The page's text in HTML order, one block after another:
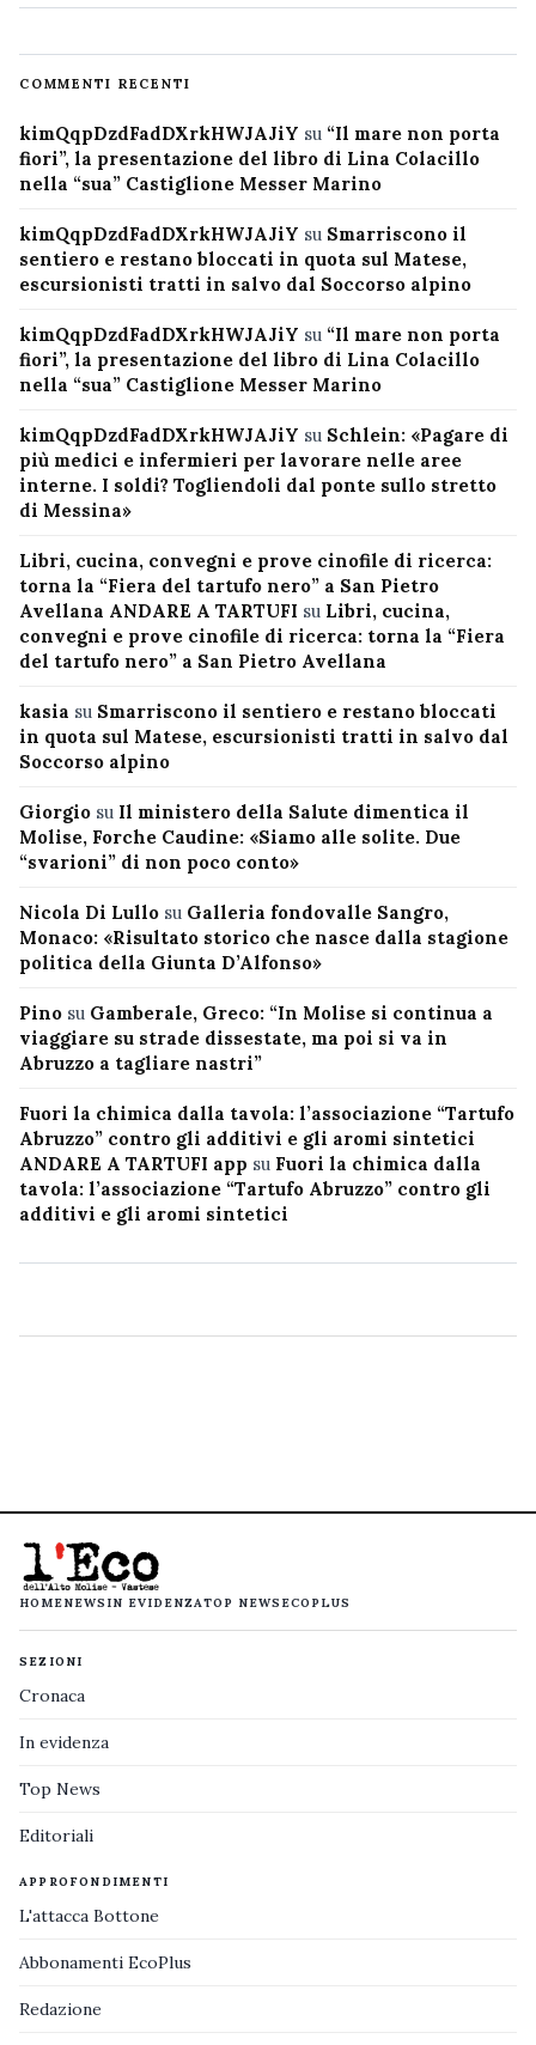
COMMENTI RECENTI
kimQqpDzdFadDXrkHWJAJiY su “Il mare non porta
fiori”, la presentazione del libro di Lina Colacillo
nella “sua” Castiglione Messer Marino
kimQqpDzdFadDXrkHWJAJiY su Smarriscono il
sentiero e restano bloccati in quota sul Matese,
escursionisti tratti in salvo dal Soccorso alpino
kimQqpDzdFadDXrkHWJAJiY su “Il mare non porta
fiori”, la presentazione del libro di Lina Colacillo
nella “sua” Castiglione Messer Marino
kimQqpDzdFadDXrkHWJAJiY su Schlein: «Pagare di
più medici e infermieri per lavorare nelle aree
interne. I soldi? Togliendoli dal ponte sullo stretto
di Messina»
Libri, cucina, convegni e prove cinofile di ricerca:
torna la “Fiera del tartufo nero” a San Pietro
Avellana ANDARE A TARTUFI su Libri, cucina,
convegni e prove cinofile di ricerca: torna la “Fiera
del tartufo nero” a San Pietro Avellana
kasia su Smarriscono il sentiero e restano bloccati
in quota sul Matese, escursionisti tratti in salvo dal
Soccorso alpino
Giorgio su Il ministero della Salute dimentica il
Molise, Forche Caudine: «Siamo alle solite. Due
“svarioni” di non poco conto»
Nicola Di Lullo su Galleria fondovalle Sangro,
Monaco: «Risultato storico che nasce dalla stagione
politica della Giunta D’Alfonso»
Pino su Gamberale, Greco: “In Molise si continua a
viaggiare su strade dissestate, ma poi si va in
Abruzzo a tagliare nastri”
Fuori la chimica dalla tavola: l’associazione “Tartufo
Abruzzo” contro gli additivi e gli aromi sintetici
ANDARE A TARTUFI app su Fuori la chimica dalla
tavola: l’associazione “Tartufo Abruzzo” contro gli
additivi e gli aromi sintetici
HOMENEWS IN EVIDENZATOP NEWS ECOPLUS
SEZIONI
Cronaca
In evidenza
Top News
Editoriali
APPROFONDIMENTI
L'attacca Bottone
Abbonamenti EcoPlus
Redazione